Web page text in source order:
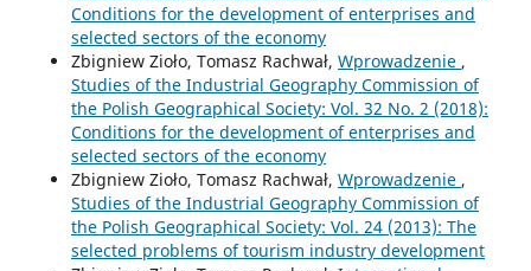
Conditions for the development of enterprises and
selected sectors of the economy
Zbigniew Zioło, Tomasz Rachwał, Wprowadzenie ,
Studies of the Industrial Geography Commission of
the Polish Geographical Society: Vol. 32 No. 2 (2018):
Conditions for the development of enterprises and
selected sectors of the economy
Zbigniew Zioło, Tomasz Rachwał, Wprowadzenie ,
Studies of the Industrial Geography Commission of
the Polish Geographical Society: Vol. 24 (2013): The
selected problems of tourism industry development